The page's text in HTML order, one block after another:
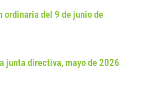
ordinaria del 9 de junio de
junta directiva, mayo de 2026